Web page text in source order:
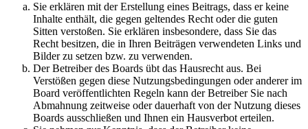
Sie erklären mit der Erstellung eines Beitrags, dass er keine
Inhalte enthält, die gegen geltendes Recht oder die guten
Sitten verstoßen. Sie erklären insbesondere, dass Sie das
Recht besitzen, die in Ihren Beiträgen verwendeten Links und
Bilder zu setzen bzw. zu verwenden.
Der Betreiber des Boards übt das Hausrecht aus. Bei
Verstößen gegen diese Nutzungsbedingungen oder anderer im
Board veröffentlichten Regeln kann der Betreiber Sie nach
Abmahnung zeitweise oder dauerhaft von der Nutzung dieses
Boards ausschließen und Ihnen ein Hausverbot erteilen.